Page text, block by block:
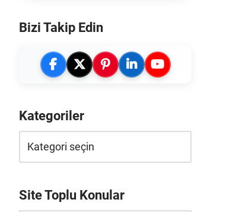
Bizi Takip Edin
Kategoriler
Site Toplu Konular